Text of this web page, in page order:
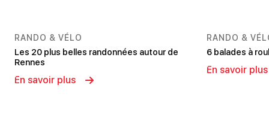
RANDO & VÉLO
Les 20 plus belles randonnées autour de
Rennes
En savoir plus
RANDO &
6 balades à
En savoir plus